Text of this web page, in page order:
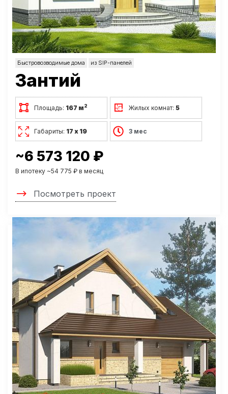
Быстровозводимые дома из SIP-панелей
Зантий
Площадь: 167 м2 Жилых комнат:5
Габариты: 17 х 19 3 мес
~6 573 120 ₽
В ипотеку ~54 775 ₽ в месяц
Посмотреть проект